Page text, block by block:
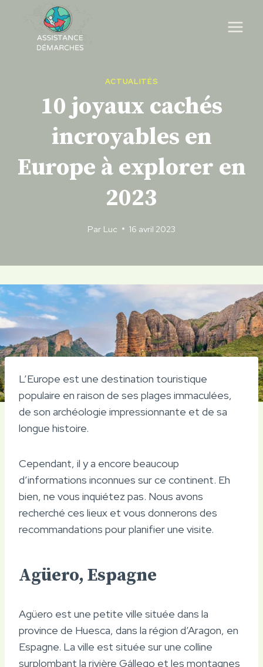
content
ACTUALITÉS
10 joyaux cachés
incroyables en
Europe à explorer en
2023
Par Luc 16 avril 2023
L’Europe est une destination touristique
populaire en raison de ses plages immaculées,
de son archéologie impressionnante et de sa
longue histoire.
Cependant, il y a encore beaucoup
d’informations inconnues sur ce continent. Eh
bien, ne vous inquiétez pas. Nous avons
recherché ces lieux et vous donnerons des
recommandations pour planifier une visite.
Agüero, Espagne
Agüero est une petite ville située dans la
province de Huesca, dans la région d’Aragon, en
Espagne. La ville est située sur une colline
surplombant la rivière Gállego et les montagnes